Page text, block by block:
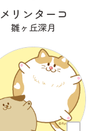
メリンターコ
雛ヶ丘深月